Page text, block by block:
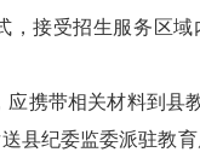
，接受招生服务区域
携带相关材料到县
县纪委监委派驻教